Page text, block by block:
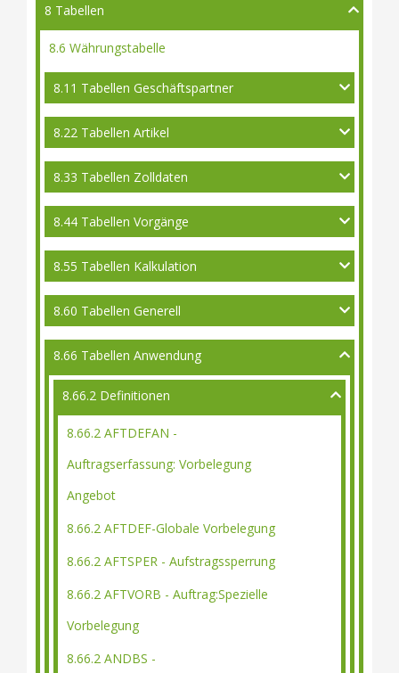
8 Tabellen
8.6 Währungstabelle
8.11 Tabellen Geschäftspartner
8.22 Tabellen Artikel
8.33 Tabellen Zolldaten
8.44 Tabellen Vorgänge
8.55 Tabellen Kalkulation
8.60 Tabellen Generell
8.66 Tabellen Anwendung
8.66.2 Definitionen
8.66.2 AFTDEFAN -
Auftragserfassung: Vorbelegung
Angebot
8.66.2 AFTDEF-Globale Vorbelegung
8.66.2 AFTSPER - Aufstragssperrung
8.66.2 AFTVORB - Auftrag:Spezielle
Vorbelegung
8.66.2 ANDBS -